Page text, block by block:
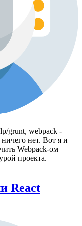
grunt, webpack -
нет. Вот я и
Webpack-ом
проекта.
React